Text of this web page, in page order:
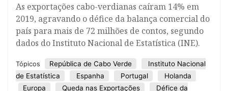
As exportações cabo-verdianas caíram 14% em
2019, agravando o défice da balança comercial do
país para mais de 72 milhões de contos, segundo
dados do Instituto Nacional de Estatística (INE).
Tópicos República de Cabo Verde
Instituto Nacional
de Estatística
Espanha Portugal
Holanda
Europa
Queda nas Exportações
Défice da